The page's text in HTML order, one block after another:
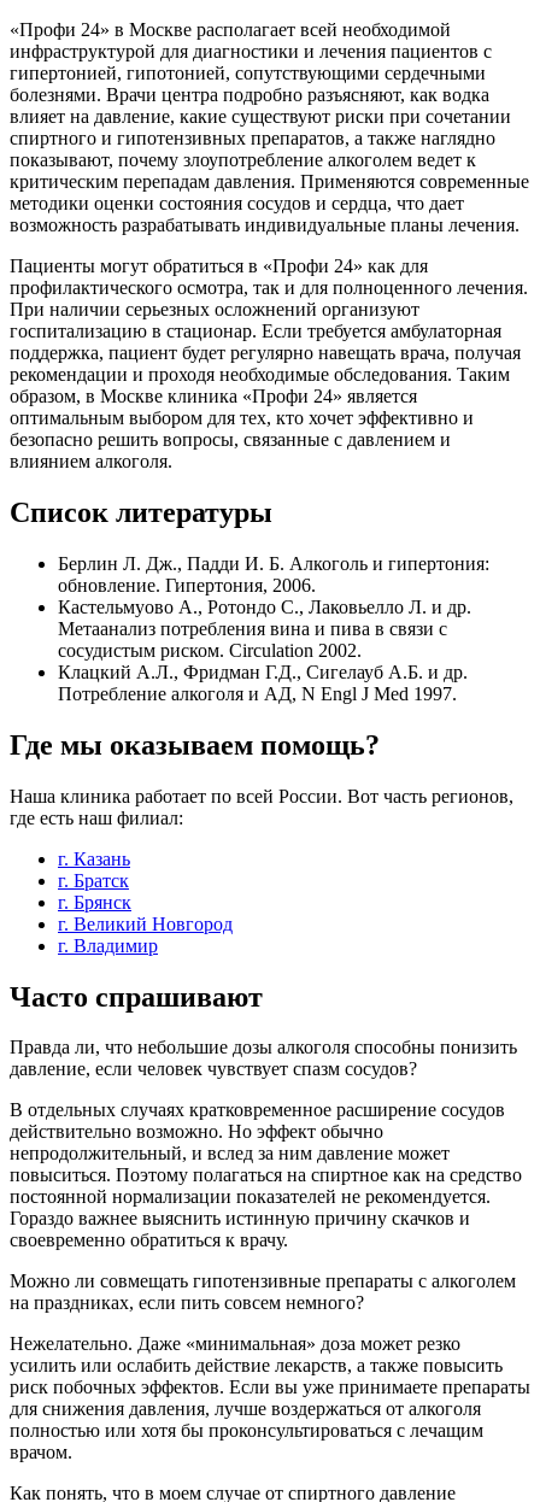
«Профи 24» в Москве располагает всей необходимой
инфраструктурой для диагностики и лечения пациентов с
гипертонией, гипотонией, сопутствующими сердечными
болезнями. Врачи центра подробно разъясняют, как водка
влияет на давление, какие существуют риски при сочетании
спиртного и гипотензивных препаратов, а также наглядно
показывают, почему злоупотребление алкоголем ведет к
критическим перепадам давления. Применяются современные
методики оценки состояния сосудов и сердца, что дает
возможность разрабатывать индивидуальные планы лечения.
Пациенты могут обратиться в «Профи 24» как для
профилактического осмотра, так и для полноценного лечения.
При наличии серьезных осложнений организуют
госпитализацию в стационар. Если требуется амбулаторная
поддержка, пациент будет регулярно навещать врача, получая
рекомендации и проходя необходимые обследования. Таким
образом, в Москве клиника «Профи 24» является
оптимальным выбором для тех, кто хочет эффективно и
безопасно решить вопросы, связанные с давлением и
влиянием алкоголя.
Список литературы
Берлин Л. Дж., Падди И. Б. Алкоголь и гипертония:
обновление. Гипертония, 2006.
Кастельмуово А., Ротондо С., Лаковьелло Л. и др.
Метаанализ потребления вина и пива в связи с
сосудистым риском. Circulation 2002.
Клацкий А.Л., Фридман Г.Д., Сигелауб А.Б. и др.
Потребление алкоголя и АД, N Engl J Med 1997.
Где мы оказываем помощь?
Наша клиника работает по всей России. Вот часть регионов,
где есть наш филиал:
г. Казань
г. Братск
г. Брянск
г. Великий Новгород
г. Владимир
Часто спрашивают
Правда ли, что небольшие дозы алкоголя способны понизить
давление, если человек чувствует спазм сосудов?
В отдельных случаях кратковременное расширение сосудов
действительно возможно. Но эффект обычно
непродолжительный, и вслед за ним давление может
повыситься. Поэтому полагаться на спиртное как на средство
постоянной нормализации показателей не рекомендуется.
Гораздо важнее выяснить истинную причину скачков и
своевременно обратиться к врачу.
Можно ли совмещать гипотензивные препараты с алкоголем
на праздниках, если пить совсем немного?
Нежелательно. Даже «минимальная» доза может резко
усилить или ослабить действие лекарств, а также повысить
риск побочных эффектов. Если вы уже принимаете препараты
для снижения давления, лучше воздержаться от алкоголя
полностью или хотя бы проконсультироваться с лечащим
врачом.
Как понять, что в моем случае от спиртного давление